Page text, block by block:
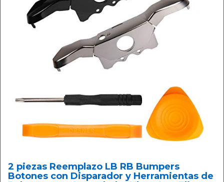
2 piezas Reemplazo LB RB Bumpers
Botones con Disparador y Herramientas de